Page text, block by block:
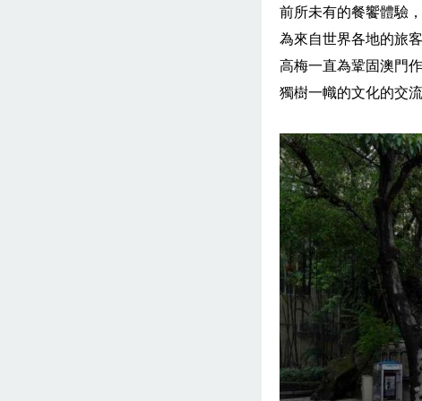
前所未有的餐饗體驗
為來自世界各地的旅
高梅一直為鞏固澳門
獨樹一幟的文化的交